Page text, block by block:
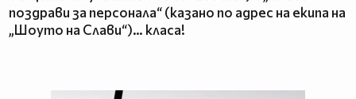
поздрави за персонала“ (казано по адрес на екипа на
„Шоуто на Слави“)… класа!